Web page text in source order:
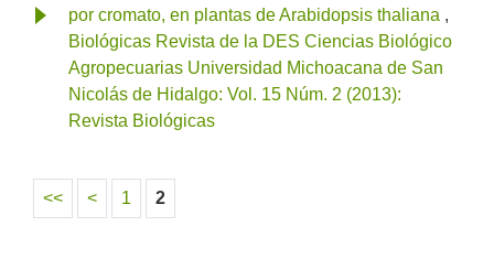
por cromato, en plantas de Arabidopsis thaliana ,
Biológicas Revista de la DES Ciencias Biológico
Agropecuarias Universidad Michoacana de San
Nicolás de Hidalgo: Vol. 15 Núm. 2 (2013):
Revista Biológicas
<< < 1 2